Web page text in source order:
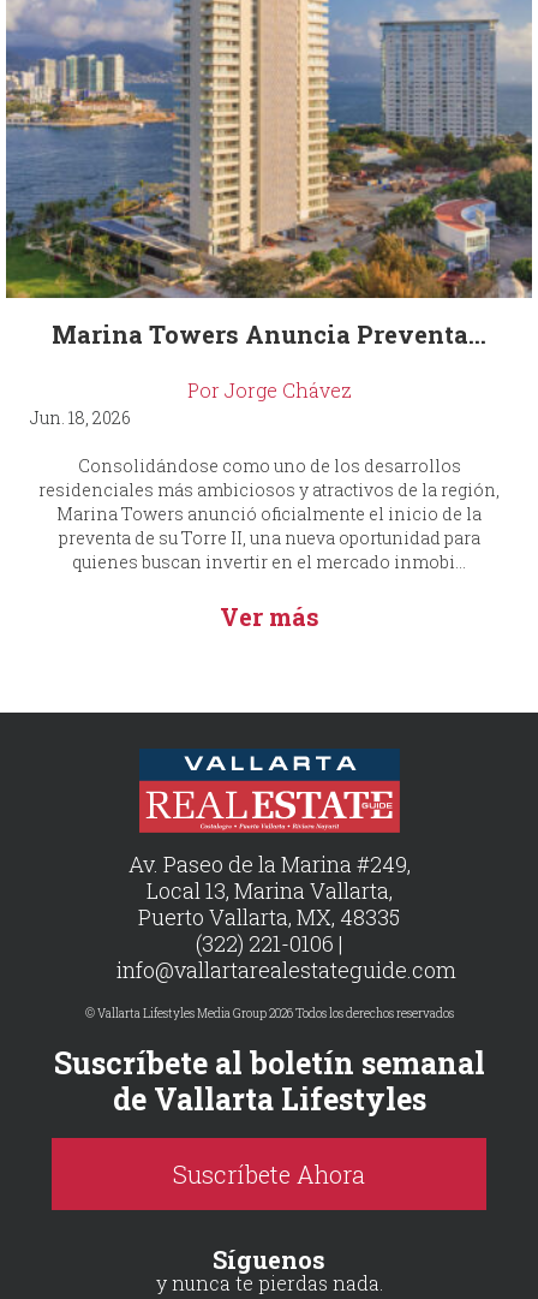
Marina Towers Anuncia Preventa...
Por Jorge Chávez
Jun. 18, 2026
Consolidándose como uno de los desarrollos
residenciales más ambiciosos y atractivos de la región,
Marina Towers anunció oficialmente el inicio de la
preventa de su Torre II, una nueva oportunidad para
quienes buscan invertir en el mercado inmobi...
Ver más
Av. Paseo de la Marina #249,
Local 13, Marina Vallarta,
Puerto Vallarta, MX, 48335
(322) 221-0106 |
info@vallartarealestateguide.com
© Vallarta Lifestyles Media Group 2026 Todos los derechos reservados
Suscríbete al boletín semanal
de Vallarta Lifestyles
Suscríbete Ahora
Síguenos
y nunca te pierdas nada.